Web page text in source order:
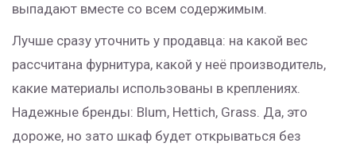
выпадают вместе со всем содержимым.
Лучше сразу уточнить у продавца: на какой вес
рассчитана фурнитура, какой у неё производитель,
какие материалы использованы в креплениях.
Надежные бренды: Blum, Hettich, Grass. Да, это
дороже, но зато шкаф будет открываться без